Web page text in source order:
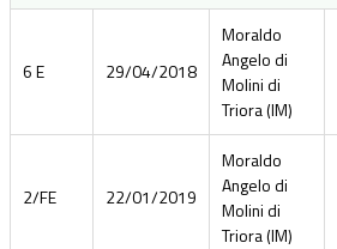
6 E 29/04/2018
Moraldo
Angelo di
Molini di
Triora (IM)
2/FE 22/01/2019
Moraldo
Angelo di
Molini di
Triora (IM)